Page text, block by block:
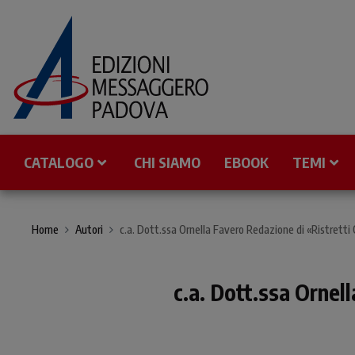
CATALOGO CHI SIAMO EBOOK TEMI
Home Autori c.a. Dott.ssa Ornella Favero Redazione di «Ristretti
c.a. Dott.ssa